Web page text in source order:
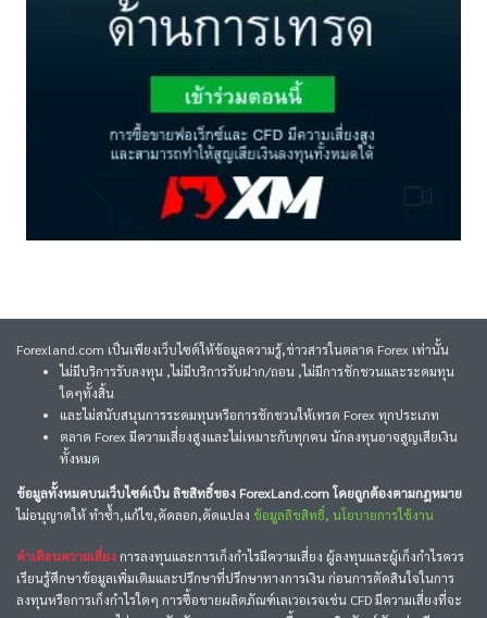
Forexland.com เป็นเพียงเว็บไซต์ให้ข้อมูลความรู้,ข่าวสารในตลาด Forex เท่านั้น
ไม่มีบริการรับลงทุน ,ไม่มีบริการรับฝาก/ถอน ,ไม่มีการชักชวนและระดมทุน
ใดๆทั้งสิ้น
และไม่สนับสนุนการระดมทุนหรือการชักชวนให้เทรด Forex ทุกประเภท
ตลาด Forex มีความเสี่ยงสูงและไม่เหมาะกับทุกคน นักลงทุนอาจสูญเสียเงิน
ทั้งหมด
ข้อมูลทั้งหมดบนเว็บไซต์เป็น ลิขสิทธิ์ของ ForexLand.com โดยถูกต้องตามกฎหมาย
ไม่อนุญาตให้ ทำซ้ำ,แก้ไข,คัดลอก,ดัดแปลง ข้อมูลลิขสิทธิ์, นโยบายการใช้งาน
คำเตือนความเสี่ยงการลงทุนและการเก็งกำไรมีความเสี่ยง ผู้ลงทุนและผู้เก็งกำไรควร
เรียนรู้ศึกษาข้อมูลเพิ่มเติมและปรึกษาที่ปรึกษาทางการเงิน ก่อนการตัดสินใจในการ
ลงทุนหรือการเก็งกำไรใดๆ การซื้อขายผลิตภัณฑ์เลเวอเรจเช่น CFD มีความเสี่ยงที่จะ